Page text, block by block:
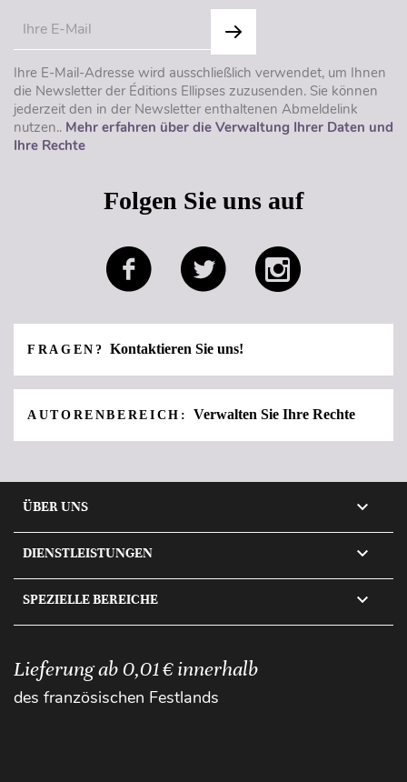
Ihre E-Mail-Adresse wird ausschließlich verwendet, um Ihnen
die Newsletter der Éditions Ellipses zuzusenden. Sie können
jederzeit den in der Newsletter enthaltenen Abmeldelink
nutzen.. Mehr erfahren über die Verwaltung Ihrer Daten und
Ihre Rechte
Folgen Sie uns auf
FRAGEN?Kontaktieren Sie uns!
AUTORENBEREICH:Verwalten Sie Ihre Rechte
ÜBER UNS 
DIENSTLEISTUNGEN 
SPEZIELLE BEREICHE 
Lieferung ab 0,01 € innerhalb
des französischen Festlands